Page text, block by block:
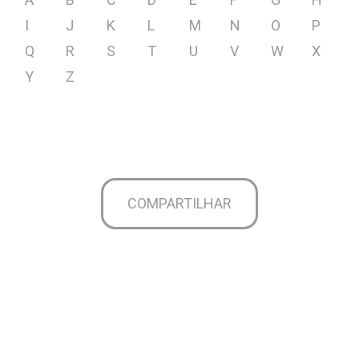
I
J K L M N O
P
Q
R S T U V W
X
Y
Z
COMPARTILHAR